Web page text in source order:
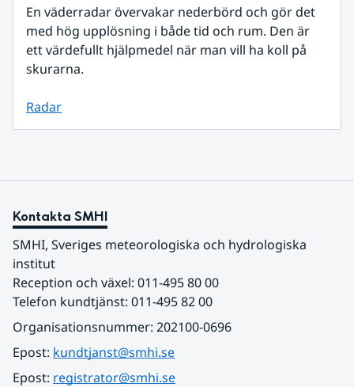
En väderradar övervakar nederbörd och gör det
med hög upplösning i både tid och rum. Den är
ett värdefullt hjälpmedel när man vill ha koll på
skurarna.
Radar
Kontakta SMHI
SMHI, Sveriges meteorologiska och hydrologiska
institut
Reception och växel: 011-495 80 00
Telefon kundtjänst: 011-495 82 00
Organisationsnummer: 202100-0696
Epost: kundtjanst@smhi.se
Epost: registrator@smhi.se